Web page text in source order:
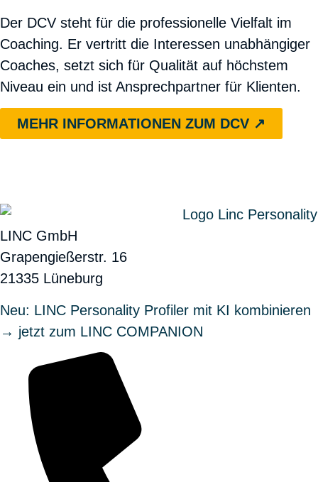
Der DCV steht für die professionelle Vielfalt im
Coaching. Er vertritt die Interessen unabhängiger
Coaches, setzt sich für Qualität auf höchstem
Niveau ein und ist Ansprechpartner für Klienten.
MEHR INFORMATIONEN ZUM DCV ↗︎
LINC GmbH
Grapengießerstr. 16
21335 Lüneburg
Neu: LINC Personality Profiler mit KI kombinieren
→ jetzt zum LINC COMPANION